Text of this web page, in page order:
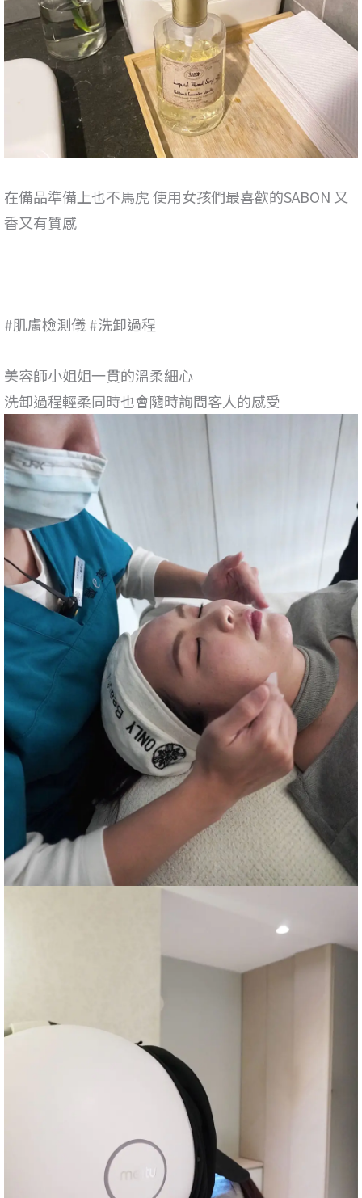
在備品準備上也不馬虎 使用女孩們最喜歡的SABON 又
香又有質感
#肌膚檢測儀 #洗卸過程
美容師小姐姐一貫的溫柔細心
洗卸過程輕柔同時也會隨時詢問客人的感受